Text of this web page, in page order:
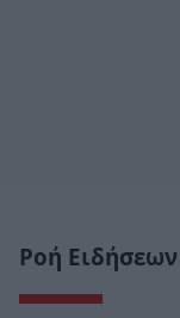
Ροή Ειδήσεων